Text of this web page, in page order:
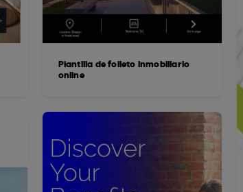
Plantilla de folleto inmobiliario
online